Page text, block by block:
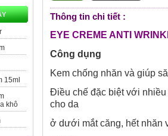
15ml
khô
Thông tin chi tiết :
EYE CREME ANTI
Công dụng
Kem chống nhăn và
Điều chế đặc biệt với
cho da
ở dưới mắt căng, hết nhăn